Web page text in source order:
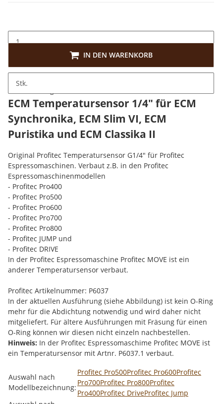
Stk.
IN DEN WARENKORB
Beschreibung
ECM Temperatursensor 1/4" für ECM
Synchronika, ECM Slim VI, ECM
Puristika und ECM Classika II
Original Profitec Temperatursensor G1/4" für Profitec
Espressomaschinen. Verbaut z.B. in den Profitec
Espressomaschinenmodellen
- Profitec Pro400
- Profitec Pro500
- Profitec Pro600
- Profitec Pro700
- Profitec Pro800
- Profitec JUMP und
- Profitec DRIVE
In der Profitec Espressomaschine Profitec MOVE ist ein
anderer Temperatursensor verbaut.
Profitec Artikelnummer: P6037
In der aktuellen Ausführung (siehe Abbildung) ist kein O-Ring
mehr für die Abdichtung notwendig und wird daher nicht
mitgeliefert. Für ältere Ausführungen mit Fräsung für einen
O-Ring können wir diesen nicht einzeln nachbestellen.
Hinweis: In der Profitec Espressomaschime Profitec MOVE ist
ein Temperatursensor mit Artnr. P6037.1 verbaut.
Auswahl nach
Modellbezeichnung:
Profitec Pro500Profitec Pro600Profitec
Pro700Profitec Pro800Profitec
Pro400Profitec DriveProfitec Jump